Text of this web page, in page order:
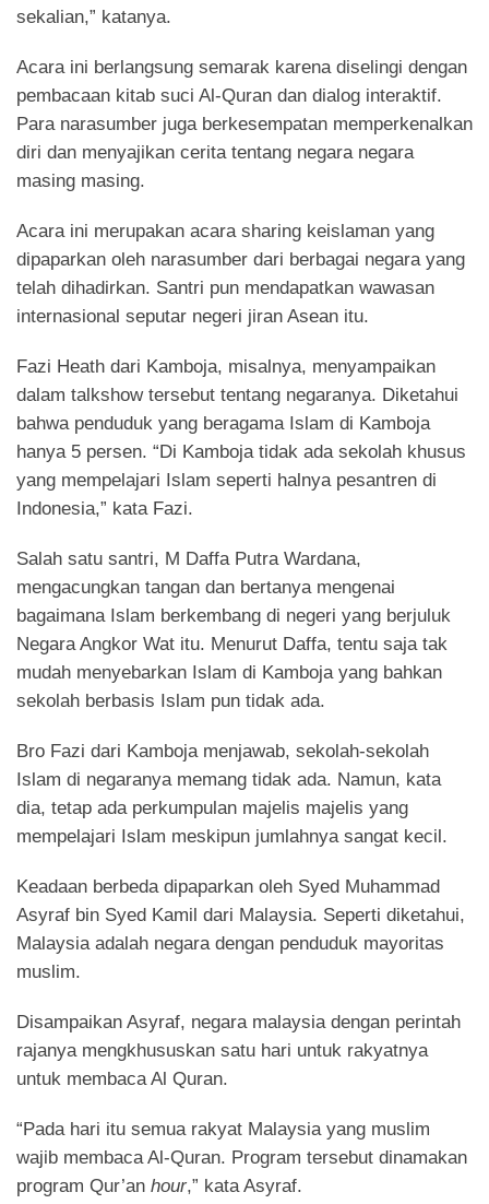
sekalian,” katanya.
Acara ini berlangsung semarak karena diselingi dengan
pembacaan kitab suci Al-Quran dan dialog interaktif.
Para narasumber juga berkesempatan memperkenalkan
diri dan menyajikan cerita tentang negara negara
masing masing.
Acara ini merupakan acara sharing keislaman yang
dipaparkan oleh narasumber dari berbagai negara yang
telah dihadirkan. Santri pun mendapatkan wawasan
internasional seputar negeri jiran Asean itu.
Fazi Heath dari Kamboja, misalnya, menyampaikan
dalam talkshow tersebut tentang negaranya. Diketahui
bahwa penduduk yang beragama Islam di Kamboja
hanya 5 persen. “Di Kamboja tidak ada sekolah khusus
yang mempelajari Islam seperti halnya pesantren di
Indonesia,” kata Fazi.
Salah satu santri, M Daffa Putra Wardana,
mengacungkan tangan dan bertanya mengenai
bagaimana Islam berkembang di negeri yang berjuluk
Negara Angkor Wat itu. Menurut Daffa, tentu saja tak
mudah menyebarkan Islam di Kamboja yang bahkan
sekolah berbasis Islam pun tidak ada.
Bro Fazi dari Kamboja menjawab, sekolah-sekolah
Islam di negaranya memang tidak ada. Namun, kata
dia, tetap ada perkumpulan majelis majelis yang
mempelajari Islam meskipun jumlahnya sangat kecil.
Keadaan berbeda dipaparkan oleh Syed Muhammad
Asyraf bin Syed Kamil dari Malaysia. Seperti diketahui,
Malaysia adalah negara dengan penduduk mayoritas
muslim.
Disampaikan Asyraf, negara malaysia dengan perintah
rajanya mengkhususkan satu hari untuk rakyatnya
untuk membaca Al Quran.
“Pada hari itu semua rakyat Malaysia yang muslim
wajib membaca Al-Quran. Program tersebut dinamakan
program Qur’an hour,” kata Asyraf.